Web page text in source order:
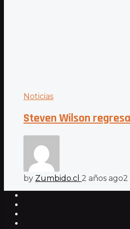
Noticias
Steven Wilson
by Zumbido.cl 2 años ago2